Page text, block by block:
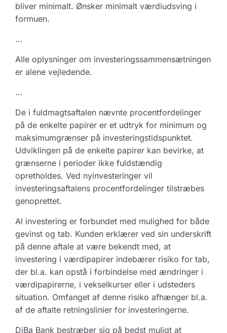
bliver minimalt. Ønsker minimalt værdiudsving i
formuen.
…
Alle oplysninger om investeringssammensætningen
er alene vejledende.
…
De i fuldmagtsaftalen nævnte procentfordelinger
på de enkelte papirer er et udtryk for minimum og
maksimumgrænser på investeringstidspunktet.
Udviklingen på de enkelte papirer kan bevirke, at
grænserne i perioder ikke fuldstændig
opretholdes. Ved nyinvesteringer vil
investeringsaftalens procentfordelinger tilstræbes
genoprettet.
Al investering er forbundet med mulighed for både
gevinst og tab. Kunden erklærer ved sin underskrift
på denne aftale at være bekendt med, at
investering i værdipapirer indebærer risiko for tab,
der bl.a. kan opstå i forbindelse med ændringer i
værdipapirerne, i vekselkurser eller i udsteders
situation. Omfanget af denne risiko afhænger bl.a.
af de aftalte retningslinier for investeringerne.
DiBa Bank bestræber sig på bedst muligt at